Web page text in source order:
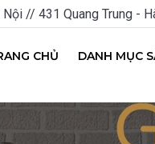
// 431 Quang Trung -
CHỦ DANH MỤC